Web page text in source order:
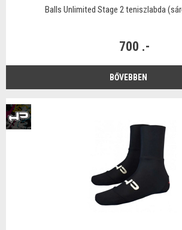
Balls Unlimited Stage 2 teniszlabda
700 .-
BŐVEBBEN